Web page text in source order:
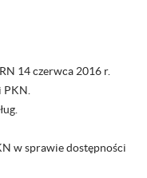
14 czerwca 2016 r.
PKN.
w sprawie dostępności